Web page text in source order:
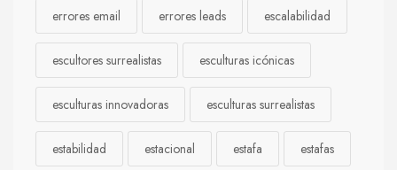
errores email errores leads escalabilidad
escultores surrealistas esculturas icónicas
esculturas innovadoras esculturas surrealistas
estabilidad estacional estafa estafas